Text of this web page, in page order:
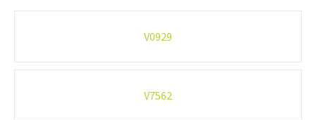
V0929
V7562